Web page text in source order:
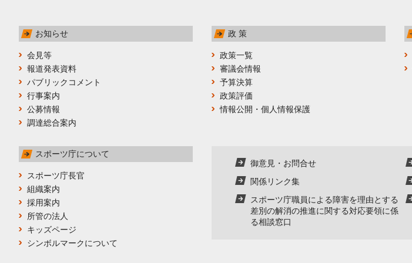
お知らせ
会見等
報道発表資料
パブリックコメント
行事案内
公募情報
調達総合案内
政 策
政策一覧
審議会情報
予算決算
政策評価
情報公開・個人情報保護
スポーツ庁について
スポーツ庁長官
組織案内
採用案内
所管の法人
キッズページ
シンボルマークについて
御意見・お問合せ
関係リンク集
スポーツ庁職員による障害を理由とする
差別の解消の推進に関する対応要領に係
る相談窓口